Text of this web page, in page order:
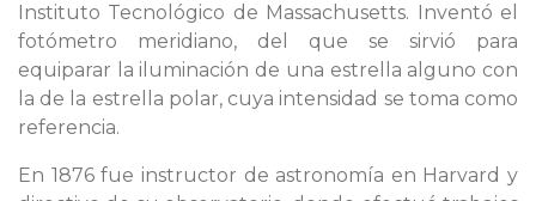
Instituto Tecnológico de Massachusetts. Inventó el
fotómetro meridiano, del que se sirvió para
equiparar la iluminación de una estrella alguno con
la de la estrella polar, cuya intensidad se toma como
referencia.
En 1876 fue instructor de astronomía en Harvard y